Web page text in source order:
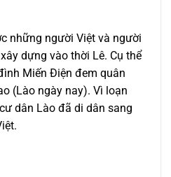
những người Việt và người
dựng vào thời Lê. Cụ thể
Miến Điện đem quân
(Lào ngày nay). Vì loạn
dân Lào đã di dân sang